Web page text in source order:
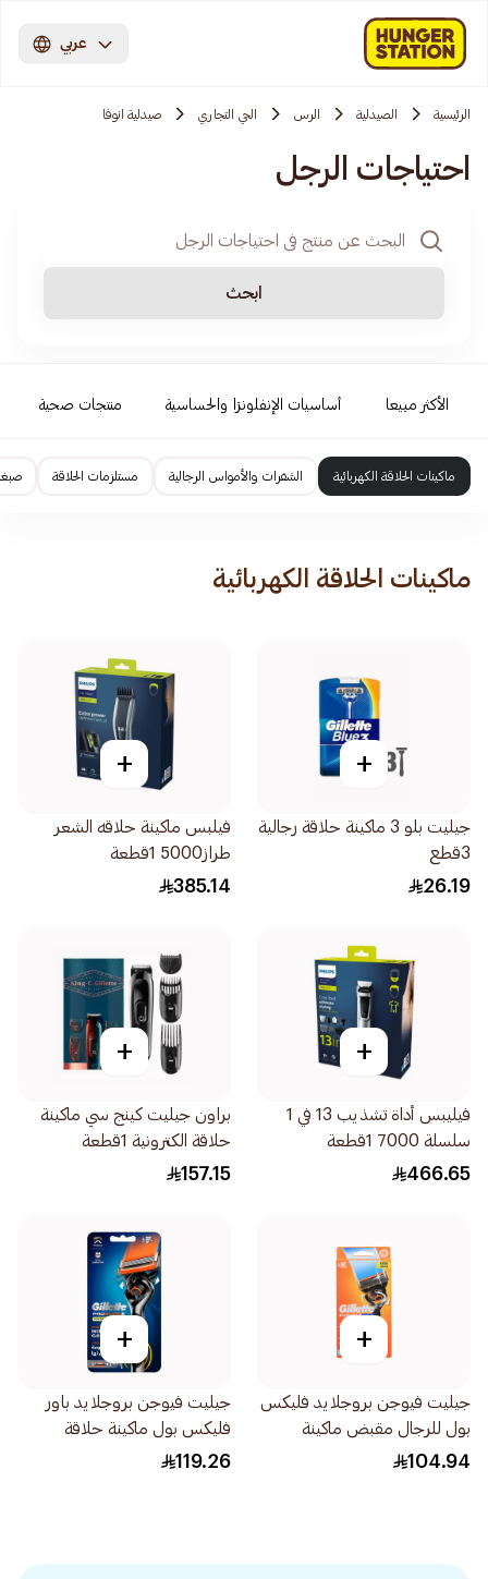
عربي
الرئيسية الصيدلية الرس الحي التجاري صيدلية انوفا
احتياجات الرجل
ابحث
الأكثر مبيعا أساسيات الإنفلونزا والحساسية منتجات صحية
ماكينات الحلاقة الكهربائية الشفرات والأمواس الرجالية مستلزمات الحلاقة
ماكينات الحلاقة الكهربائية
+
جيليت بلو 3 ماكينة حلاقة رجالية
3قطع
26.19
+
فيلبس ماكينة حلاقه الشعر
طراز5000 1قطعة
385.14
+
فيليبس أداة تشذيب 13 في 1
سلسلة 7000 1قطعة
466.65
+
براون جيليت كينج سي ماكينة
حلاقة الكترونية 1قطعة
157.15
+
جيليت فيوجن بروجلايد فليكس
بول للرجال مقبض ماكينة
الحلاقة شفرتين 1قطعة
104.94
+
جيليت فيوجن بروجلايد باور
فليكس بول ماكينة حلاقة
للرجال 1قطعة
119.26